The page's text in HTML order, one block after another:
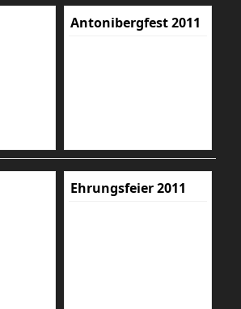
Antonibergfest 2011
Ehrungsfeier 2011